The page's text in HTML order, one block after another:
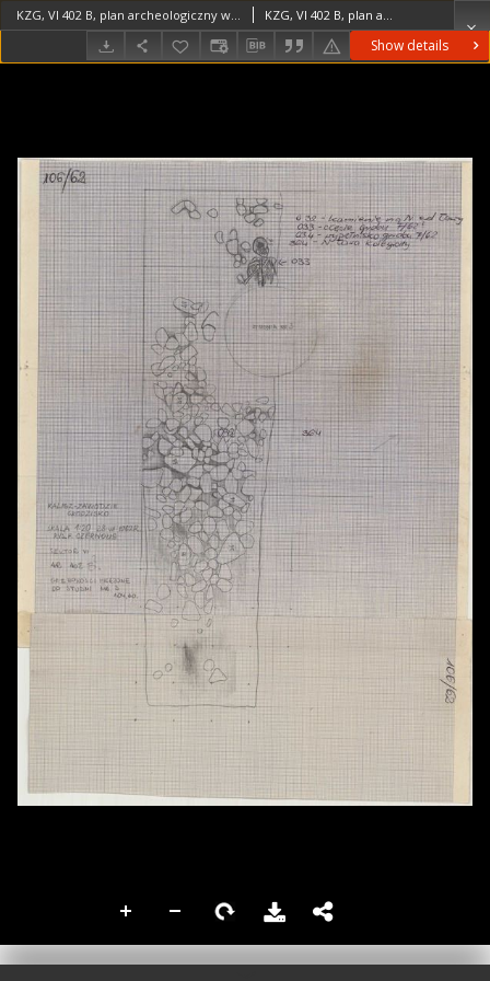
Show details
KZG, VI 402 B, plan archeologiczny wykopu, cmentarz (grób 7/62a) KZG, VI 402 B, plan archeologiczny wykopu, cmentarz (grób 7/62a) średniowiecze wczesne